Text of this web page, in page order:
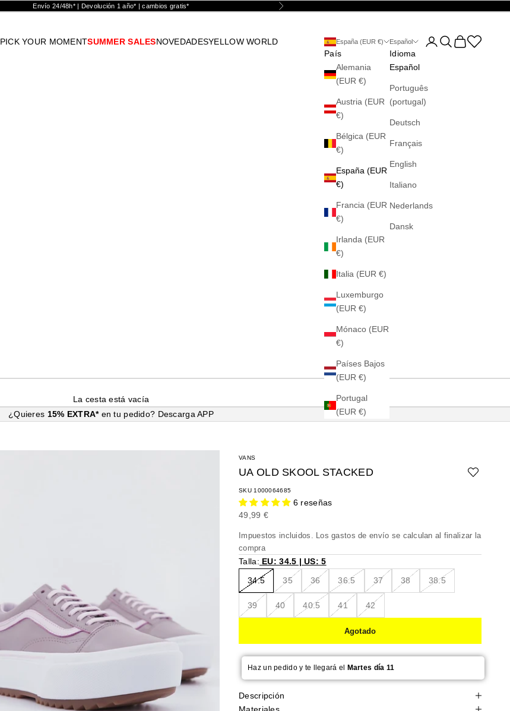
Envío 24/48h* | Devolución 1 año* | cambios gratis* Siguiente
PICK YOUR MOMENTSUMMER SALESNOVEDADESYELLOW WORLD España (EUR €)
País
Alemania
(EUR €)
Austria (EUR
€)
Bélgica (EUR
€)
España (EUR
€)
Francia (EUR
€)
Irlanda (EUR
€)
Italia (EUR €)
Luxemburgo
(EUR €)
Mónaco (EUR
€)
Países Bajos
(EUR €)
Portugal
(EUR €)
Español
Idioma
Español
Português
(portugal)
Deutsch
Français
English
Italiano
Nederlands
Dansk
Abrir página de la
Abrir búsqueda
Abrir cesta
Abrir la
La cesta está vacía
¿Quieres 15% EXTRA* en tu pedido? Descarga APP
VANS
UA OLD SKOOL STACKED
SKU 1000064685
6 reseñas
Precio de oferta
49,99 €
Impuestos incluidos. Losgastos de envío se calculan al finalizar la
compra
Talla: EU: 34.5 | US: 5
34.5 35 36 36.5 37 38 38.5
39 40 40.5 41 42
Agotado
Haz un pedido y te llegará el Martes día 11
Descripción